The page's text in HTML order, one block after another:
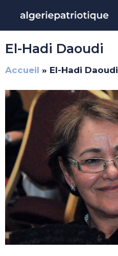
contenu
El-Hadi Daoudi
Accueil » El-Hadi Daoudi